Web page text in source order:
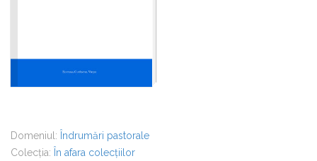
Domeniul: Îndrumări pastorale
Colecția: În afara colecțiilor